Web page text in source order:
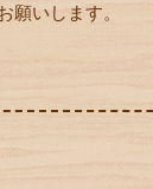
願いします。